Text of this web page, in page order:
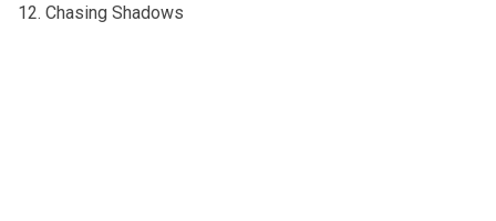
12. Chasing Shadows